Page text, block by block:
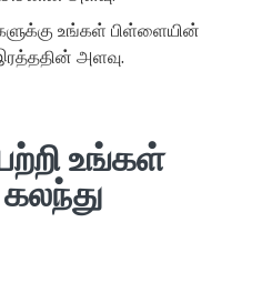
உங்கள் பிள்ளையின்
அளவு.
உங்கள்